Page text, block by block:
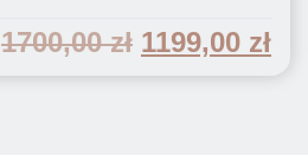
1700,00zł pierwotna
1199,00 zł